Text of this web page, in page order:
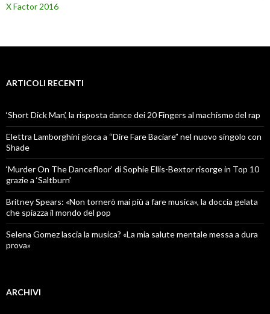
X Factor 2016
ARTICOLI RECENTI
‘Short Dick Man’, la risposta dance dei 20 Fingers al machismo del rap
Elettra Lamborghini gioca a “Dire Fare Baciare” nel nuovo singolo con
Shade
‘Murder On The Dancefloor’ di Sophie Ellis-Bextor risorge in Top 10
grazie a ‘Saltburn’
Britney Spears: «Non tornerò mai più a fare musica», la doccia gelata
che spiazza il mondo del pop
Selena Gomez lascia la musica? «La mia salute mentale messa a dura
prova»
ARCHIVI